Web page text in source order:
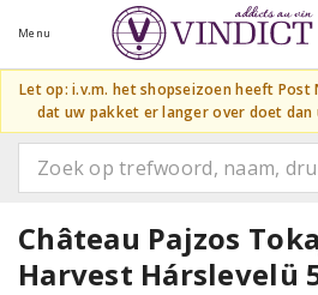
Menu
Let op: i.v.m. het shopseizoen heeft Post
dat uw pakket er langer over doet dan
Château Pajzos
Harvest Hárslevelü